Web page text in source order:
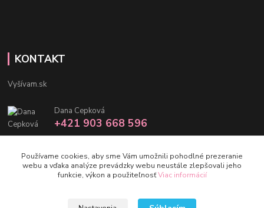
KONTAKT
Vyšívam.sk
Dana Cepková
+421 903 668 596
Používame cookies, aby sme Vám umožnili pohodlné prezeranie
webu a vďaka analýze prevádzky webu neustále zlepšovali jeho
funkcie, výkon a použiteľnosťViac informácií